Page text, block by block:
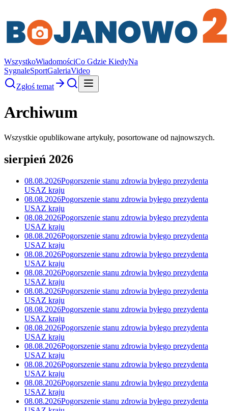
WszystkoWiadomościCo Gdzie KiedyNa
SygnaleSportGaleriaVideo
Zgłoś temat
Archiwum
Wszystkie opublikowane artykuły, posortowane od najnowszych.
sierpień 2026
08.08.2026Pogorszenie stanu zdrowia byłego prezydenta
USAZ kraju
08.08.2026Pogorszenie stanu zdrowia byłego prezydenta
USAZ kraju
08.08.2026Pogorszenie stanu zdrowia byłego prezydenta
USAZ kraju
08.08.2026Pogorszenie stanu zdrowia byłego prezydenta
USAZ kraju
08.08.2026Pogorszenie stanu zdrowia byłego prezydenta
USAZ kraju
08.08.2026Pogorszenie stanu zdrowia byłego prezydenta
USAZ kraju
08.08.2026Pogorszenie stanu zdrowia byłego prezydenta
USAZ kraju
08.08.2026Pogorszenie stanu zdrowia byłego prezydenta
USAZ kraju
08.08.2026Pogorszenie stanu zdrowia byłego prezydenta
USAZ kraju
08.08.2026Pogorszenie stanu zdrowia byłego prezydenta
USAZ kraju
08.08.2026Pogorszenie stanu zdrowia byłego prezydenta
USAZ kraju
08.08.2026Pogorszenie stanu zdrowia byłego prezydenta
USAZ kraju
08.08.2026Pogorszenie stanu zdrowia byłego prezydenta